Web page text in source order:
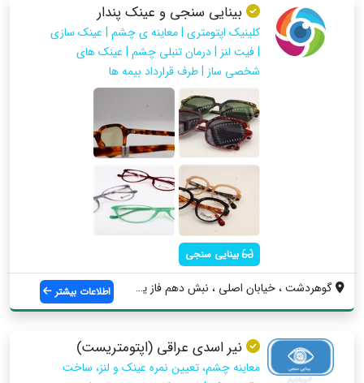
بینایی سنجی و عینک پندار
کلینیک اپتومتری | معاینه ی چشم | عینک سازی
| فیت لنز | درمان تنبلی چشم | عینک های
شخصی ساز | طرف قرارداد بیمه ها
بینایی سنجی
گوهردشت ، خیابان اصلی ، نبش دهم فاز یک ،... اطلاعات بیشتر
نیر اسدی عراقی (اپتومتریست)
معاینه چشم، تعیین نمره عینک و لنز، ساخت